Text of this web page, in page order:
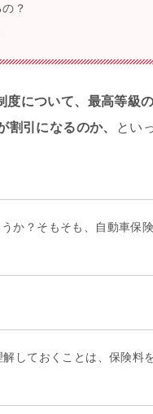
？
度について、最高等級
引になるのか、
とい
か？そもそも、自動車保
しておくことは、保険料